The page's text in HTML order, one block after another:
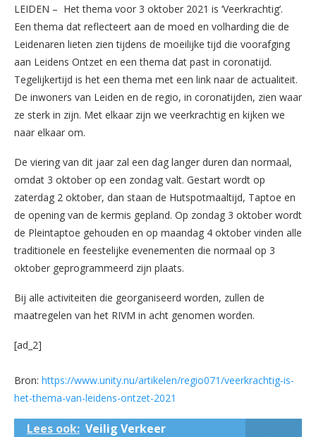
LEIDEN – Het thema voor 3 oktober 2021 is ‘Veerkrachtig’.
Een thema dat reflecteert aan de moed en volharding die de
Leidenaren lieten zien tijdens de moeilijke tijd die voorafging
aan Leidens Ontzet en een thema dat past in coronatijd.
Tegelijkertijd is het een thema met een link naar de actualiteit.
De inwoners van Leiden en de regio, in coronatijden, zien waar
ze sterk in zijn. Met elkaar zijn we veerkrachtig en kijken we
naar elkaar om.
De viering van dit jaar zal een dag langer duren dan normaal,
omdat 3 oktober op een zondag valt. Gestart wordt op
zaterdag 2 oktober, dan staan de Hutspotmaaltijd, Taptoe en
de opening van de kermis gepland. Op zondag 3 oktober wordt
de Pleintaptoe gehouden en op maandag 4 oktober vinden alle
traditionele en feestelijke evenementen die normaal op 3
oktober geprogrammeerd zijn plaats.
Bij alle activiteiten die georganiseerd worden, zullen de
maatregelen van het RIVM in acht genomen worden.
[ad_2]
Bron: https://www.unity.nu/artikelen/regio071/veerkrachtig-is-
het-thema-van-leidens-ontzet-2021
Lees ook: Veilig Verkeer